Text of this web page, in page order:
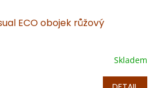
ECO obojek růžový
Skladem